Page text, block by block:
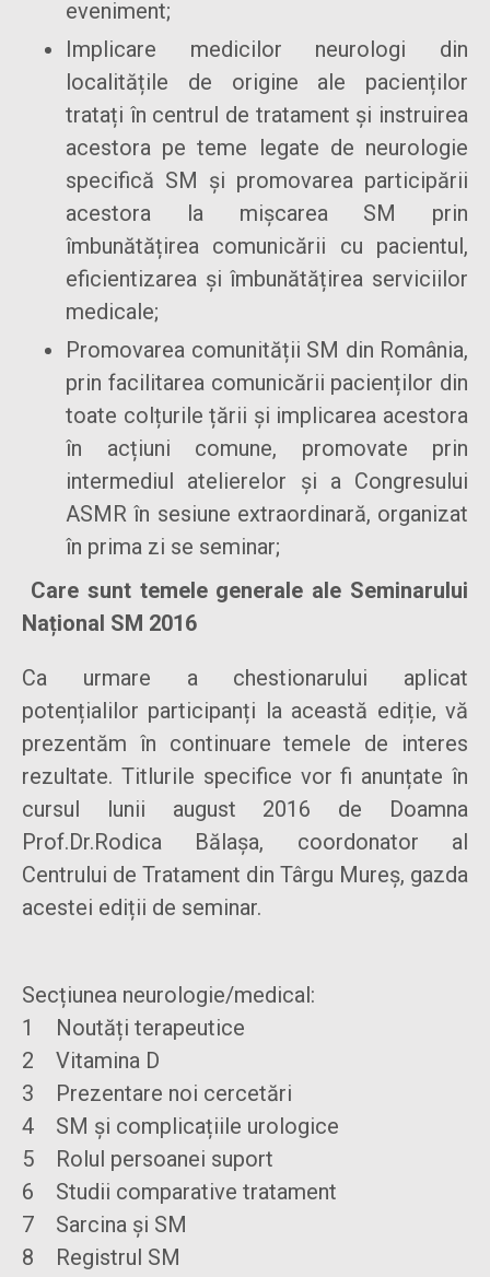
eveniment;
Implicare medicilor neurologi din
localitățile de origine ale pacienților
tratați în centrul de tratament și instruirea
acestora pe teme legate de neurologie
specifică SM și promovarea participării
acestora la mișcarea SM prin
îmbunătățirea comunicării cu pacientul,
eficientizarea și îmbunătățirea serviciilor
medicale;
Promovarea comunității SM din România,
prin facilitarea comunicării pacienților din
toate colțurile țării și implicarea acestora
în acțiuni comune, promovate prin
intermediul atelierelor și a Congresului
ASMR în sesiune extraordinară, organizat
în prima zi se seminar;
Care sunt temele generale ale Seminarului
Național SM 2016
Ca urmare a chestionarului aplicat
potențialilor participanți la această ediție, vă
prezentăm în continuare temele de interes
rezultate. Titlurile specifice vor fi anunțate în
cursul lunii august 2016 de Doamna
Prof.Dr.Rodica Bălașa, coordonator al
Centrului de Tratament din Târgu Mureș, gazda
acestei ediții de seminar.
Secțiunea neurologie/medical:
1 Noutăți terapeutice
2 Vitamina D
3 Prezentare noi cercetări
4 SM și complicațiile urologice
5 Rolul persoanei suport
6 Studii comparative tratament
7 Sarcina și SM
8 Registrul SM